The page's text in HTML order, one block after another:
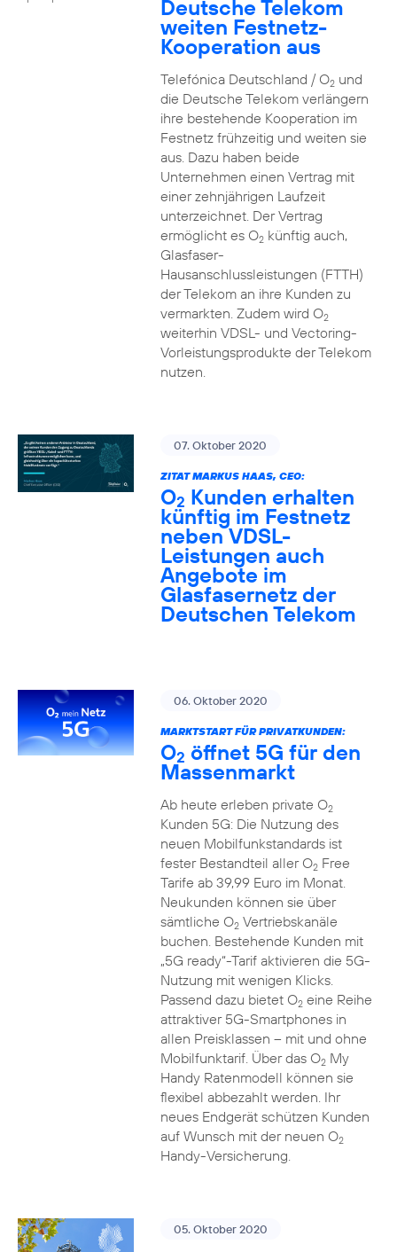
Deutsche Telekom
weiten Festnetz-
Kooperation aus
Telefónica Deutschland / O2und
die Deutsche Telekom verlängern
ihre bestehende Kooperation im
Festnetz frühzeitig und weiten sie
aus. Dazu haben beide
Unternehmen einen Vertrag mit
einer zehnjährigen Laufzeit
unterzeichnet. Der Vertrag
ermöglicht es O2künftig auch,
Glasfaser-
Hausanschlussleistungen (FTTH)
der Telekom an ihre Kunden zu
vermarkten. Zudem wird O2
weiterhin VDSL- und Vectoring-
Vorleistungsprodukte der Telekom
nutzen.
07. Oktober 2020
ZITAT MARKUS HAAS, CEO:
O2 Kunden erhalten
künftig im Festnetz
neben VDSL-
Leistungen auch
Angebote im
Glasfasernetz der
Deutschen Telekom
06. Oktober 2020
MARKTSTART FÜR PRIVATKUNDEN:
O2 öffnet 5G für den
Massenmarkt
Ab heute erleben private O2
Kunden 5G: Die Nutzung des
neuen Mobilfunkstandards ist
fester Bestandteil aller O2Free
Tarife ab 39,99 Euro im Monat.
Neukunden können sie über
sämtliche O2Vertriebskanäle
buchen. Bestehende Kunden mit
„5G ready“-Tarif aktivieren die 5G-
Nutzung mit wenigen Klicks.
Passend dazu bietet O2eine Reihe
attraktiver 5G-Smartphones in
allen Preisklassen – mit und ohne
Mobilfunktarif. Über das O2My
Handy Ratenmodell können sie
flexibel abbezahlt werden. Ihr
neues Endgerät schützen Kunden
auf Wunsch mit der neuen O2
Handy-Versicherung.
05. Oktober 2020